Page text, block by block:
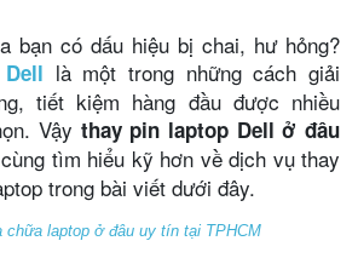
bạn có dấu hiệu bị chai, hư hỏng?
là một trong những cách giải
tiết kiệm hàng đầu được nhiều
Vậy thay pin laptop Dell ở đâu
tìm hiểu kỹ hơn về dịch vụ thay
trong bài viết dưới đây.
chữa laptop ở đâu uy tín tại TPHCM